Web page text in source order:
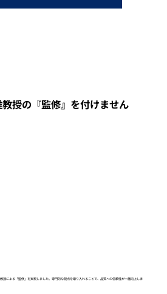
授の『監修』を付けません
授による「監修」を実現しました。専門的な視点を取り入れることで、品質への信頼性が一層向上しま